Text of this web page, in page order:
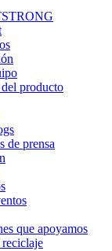
producto
de prensa
que apoyamos
reciclaje